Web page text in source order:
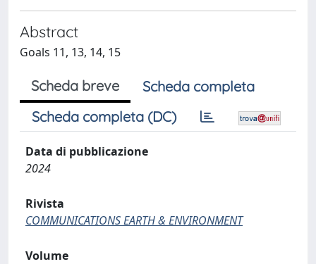
Abstract
Goals 11, 13, 14, 15
Scheda breve
Scheda completa
Scheda completa (DC)
Data di pubblicazione
2024
Rivista
COMMUNICATIONS EARTH & ENVIRONMENT
Volume